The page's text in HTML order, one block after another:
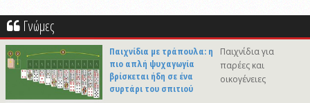
Γνώμες
Παιχνίδια με τράπουλα: η
πιο απλή ψυχαγωγία
βρίσκεται ήδη σε ένα
συρτάρι του σπιτιού
Παιχνίδια για
παρέες και
οικογένειες